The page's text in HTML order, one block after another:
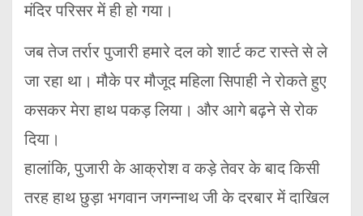
मंदिर परिसर में ही हो गया।
जब तेज तर्रार पुजारी हमारे दल को शार्ट कट रास्ते से ले
जा रहा था। मौके पर मौजूद महिला सिपाही ने रोकते हुए
कसकर मेरा हाथ पकड़ लिया। और आगे बढ़ने से रोक
दिया।
हालांकि, पुजारी के आक्रोश व कड़े तेवर के बाद किसी
तरह हाथ छुड़ा भगवान जगन्नाथ जी के दरबार में दाखिल